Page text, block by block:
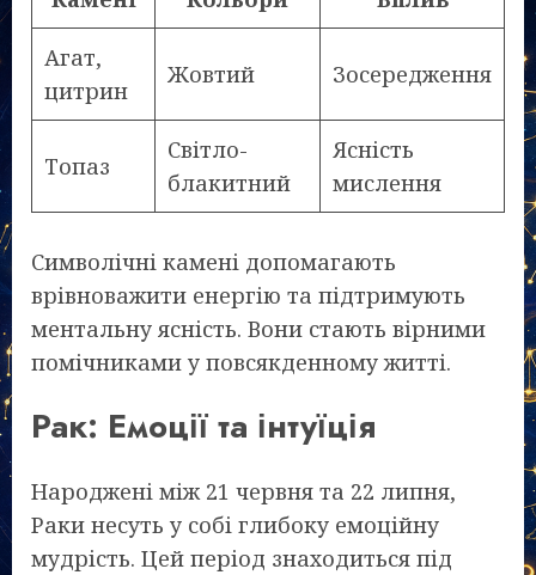
Агат,
цитрин
Жовтий Зосередження
Топаз
Світло-
блакитний
Ясність
мислення
Символічні камені допомагають
врівноважити енергію та підтримують
ментальну ясність. Вони стають вірними
помічниками у повсякденному житті.
Рак: Емоції та інтуїція
Народжені між 21 червня та 22 липня,
Раки несуть у собі глибоку емоційну
мудрість. Цей період знаходиться під